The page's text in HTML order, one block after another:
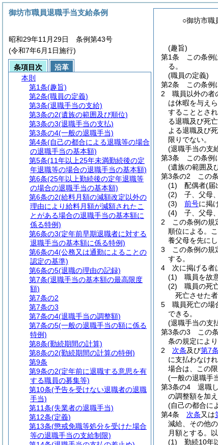
○御坊市職
(趣旨)
第1条
この条例
る。
(職員の定義)
第2条
この条例
2
職員以外の者
は休暇を与え
することとさ
る退職及び死
よる退職及び
限りでない。
(退職手当の支
第3条
この条例
(遺族の範囲及
第3条の2
この
(1)
配偶者(届
(2)
子、父母
(3)
前号に掲
(4)
子、父母
2
この条例の規
順位による。
養父母を先に
3
この条例の
する。
4
次に掲げる者
(1)
職員を故
(2)
職員の死
死亡させた者
5
職員死亡の場
できる。
(退職手当の支
第3条の3
この
条の規定によ
2
次条及び第7
に支払わなけ
場合は、この限
(一般の退職手
第3条の4
退職
の調整額を加
(自己の都合に
第4条
次条又は
減給、その他
月額とする。
(1)
勤続10年
御坊市職員退職手当支給条例
昭和29年11月29日 条例第43号
(令和7年6月1日施行)
条項目次
沿革
本則
第1条(趣旨)
第2条(職員の定義)
第3条(退職手当の支給)
第3条の2(遺族の範囲及び順位)
第3条の3(退職手当の支払)
第3条の4(一般の退職手当)
第4条(自己の都合による退職等の場合
の退職手当の基本額)
第5条(11年以上25年未満勤続後の定
年退職等の場合の退職手当の基本額)
第6条(25年以上勤続後の定年退職等
の場合の退職手当の基本額)
第6条の2(給料月額の減額改定以外の
理由により給料月額が減額されたこ
とがある場合の退職手当の基本額に
係る特例)
第6条の3(定年前早期退職者に対する
退職手当の基本額に係る特例)
第6条の4(公務又は通勤によることの
認定の基準)
第6条の5(退職の理由の記録)
第7条(退職手当の基本額の最高限度
額)
第7条の2
第7条の3
第7条の4(退職手当の調整額)
第7条の5(一般の退職手当の額に係る
特例)
第8条(勤続期間の計算)
第8条の2(勤続期間の計算の特例)
第9条
第9条の2(定年前に退職する意思を有
する職員の募集等)
第10条(予告を受けない退職者の退職
手当)
第11条(失業者の退職手当)
第12条(定義)
第13条(懲戒免職等処分を受けた場合
等の退職手当の支給制限)